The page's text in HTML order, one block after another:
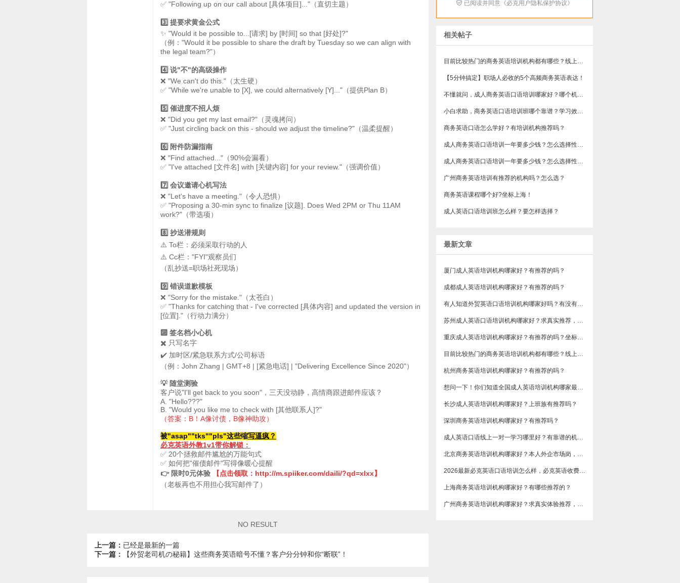
 已阅读并同意《必克用户隐私保护协议》
相关帖子
目前比较热门的商务英语培训机构都有哪些？线上好吗？还是线下呢？
【5分钟搞定】职场人必收的5个高频商务英语表达！
不懂就问，成人商务英语口语培训哪家好？哪个机构口碑好？
小白求助，商务英语口语培训班哪个靠谱？学习效果好不好？
商务英语口语怎么学好？有培训机构推荐吗？
成人商务英语口语培训一年要多少钱？怎么选择性价比高的？
成人商务英语口语培训一年要多少钱？怎么选择性价比高的？
广州商务英语培训有推荐的机构吗？怎么选？
商务英语课程哪个好?坐标上海！
成人英语口语培训班怎么样？要怎样选择？
最新文章
厦门成人英语培训机构哪家好？有推荐的吗？
成都成人英语培训机构哪家好？有推荐的吗？
有人知道外贸英语口语培训机构哪家好吗？有没有排行榜参考一下？最好说下费用
苏州成人英语口语培训机构哪家好？求真实推荐，广告勿扰，谢谢！
重庆成人英语培训机构哪家好？有推荐的吗？坐标重庆，目前在解放碑一家外贸公司做跟单
目前比较热门的商务英语培训机构都有哪些？线上好吗？还是线下呢？
杭州商务英语培训机构哪家好？有推荐的吗？
想问一下！你们知道全国成人英语培训机构哪家最好吗？收费多少呢？
长沙成人英语培训机构哪家好？上班族有推荐吗？
深圳商务英语培训机构哪家好？有推荐吗？
成人英语口语线上一对一学习哪里好？有靠谱的机构可以推荐吗？
​北京商务英语培训机构哪家好？本人外企市场岗，急需提升谈判和汇报口语，求真实体验分享，广告勿扰，谢谢
2026最新必克英语口语培训怎么样，必克英语收费价格多少？
上海商务英语培训机构哪家好？有哪些推荐的？
广州商务英语培训机构哪家好？求真实体验推荐，侧重职场口语和邮件写作。
✅ "Following up on our call about [具体项目]..."（直切主题）
3️⃣ 提要求黄金公式
✨ "Would it be possible to...[请求] by [时间] so that [好处]?"
（例："Would it be possible to share the draft by Tuesday so we can align with
the legal team?"）
4️⃣ 说"不"的高级操作
❌ "We can't do this."（太生硬）
✅ "While we're unable to [X], we could alternatively [Y]..."（提供Plan B）
5️⃣ 催进度不招人烦
❌ "Did you get my last email?"（灵魂拷问）
✅ "Just circling back on this - should we adjust the timeline?"（温柔提醒）
6️⃣ 附件防漏指南
❌ "Find attached..."（90%会漏看）
✅ "I've attached [文件名] with [关键内容] for your review."（强调价值）
7️⃣ 会议邀请心机写法
❌ "Let's have a meeting."（令人恐惧）
✅ "Proposing a 30-min sync to finalize [议题]. Does Wed 2PM or Thu 11AM
work?"（带选项）
8️⃣ 抄送潜规则
⚠️ To栏：必须采取行动的人
⚠️ Cc栏："FYI"观察员们
（乱抄送=职场社死现场）
9️⃣ 错误道歉模板
❌ "Sorry for the mistake."（太苍白）
✅ "Thanks for catching that - I've corrected [具体内容] and updated the version in
[位置]."（行动力满分）
🔟 签名档小心机
✖️ 只写名字
✔️ 加时区/紧急联系方式/公司标语
（例：John Zhang | GMT+8 | [紧急电话] | "Delivering Excellence Since 2020"）
💡 随堂测验
客户说"I'll get back to you soon"，三天没动静，高情商跟进邮件应该？
A. "Hello???"
B. "Would you like me to check with [其他联系人]?"
（答案：B！A像讨债，B像神助攻）
被"asap""tks""pls"这些缩写逼疯？
必克英语外教1v1带你解锁：
✅ 20个拯救邮件尴尬的万能句式
✅ 如何把"催债邮件"写得像暖心提醒
👉 限时0元体验
【点击领取： http://m.spiiker.com/daili/?qd=xlxx】
（老板再也不用担心我写邮件了）
NO RESULT
上一篇： 已经是最新的一篇
下一篇：
【外贸老司机の秘籍】这些商务英语暗号不懂？客户分分钟和你“断联”！